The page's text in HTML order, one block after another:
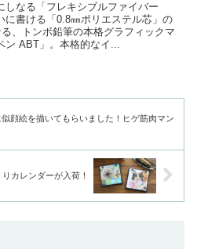
しなる「フレキシブルファイバー
に書ける「0.8㎜ポリエステル芯」の
、トンボ鉛筆の本格グラフィックマ
ン ABT」。本格的なイ...
顔絵を描いてもらいました！ヒゲ筋肉マン
カレンダーが入荷！